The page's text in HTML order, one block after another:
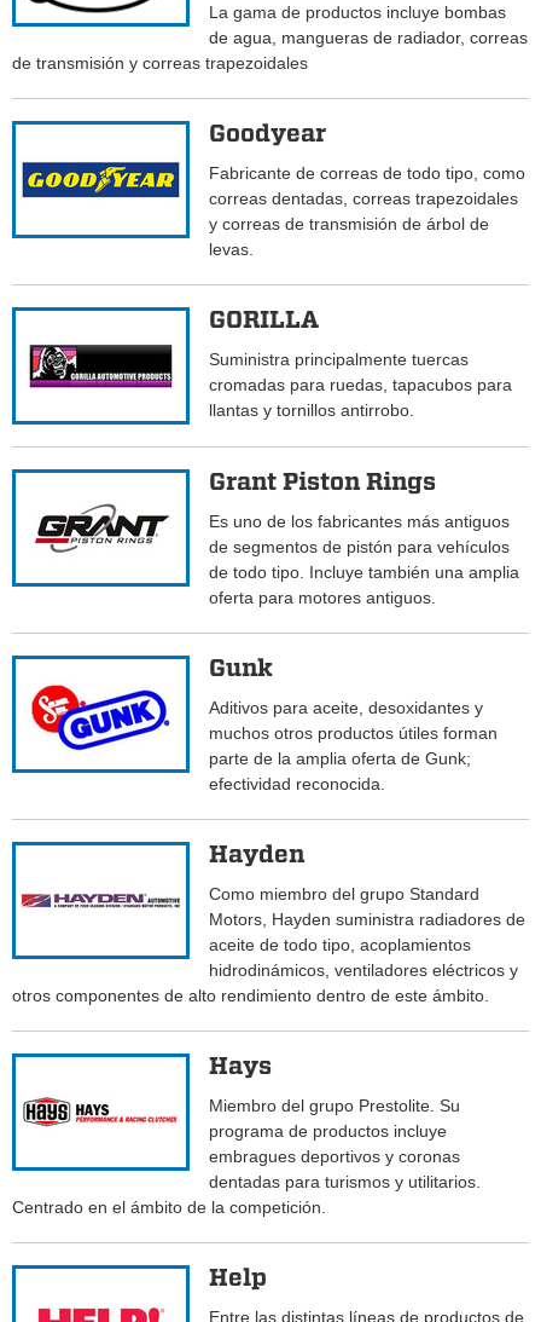
La gama de productos incluye bombas
de agua, mangueras de radiador, correas
de transmisión y correas trapezoidales
Goodyear
Fabricante de correas de todo tipo, como
correas dentadas, correas trapezoidales
y correas de transmisión de árbol de
levas.
GORILLA
Suministra principalmente tuercas
cromadas para ruedas, tapacubos para
llantas y tornillos antirrobo.
Grant Piston Rings
Es uno de los fabricantes más antiguos
de segmentos de pistón para vehículos
de todo tipo. Incluye también una amplia
oferta para motores antiguos.
Gunk
Aditivos para aceite, desoxidantes y
muchos otros productos útiles forman
parte de la amplia oferta de Gunk;
efectividad reconocida.
Hayden
Como miembro del grupo Standard
Motors, Hayden suministra radiadores de
aceite de todo tipo, acoplamientos
hidrodinámicos, ventiladores eléctricos y
otros componentes de alto rendimiento dentro de este ámbito.
Hays
Miembro del grupo Prestolite. Su
programa de productos incluye
embragues deportivos y coronas
dentadas para turismos y utilitarios.
Centrado en el ámbito de la competición.
Help
Entre las distintas líneas de productos de